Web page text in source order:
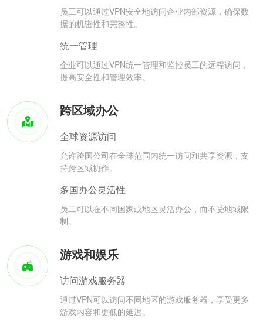
员工可以通过VPN安全地访问企业内部资源，确保数
据的机密性和完整性。
统一管理
企业可以通过VPN统一管理和监控员工的远程访问，
提高安全性和管理效率。
跨区域办公
全球资源访问
允许跨国公司在全球范围内统一访问和共享资源，支
持跨区域协作。
多国办公灵活性
员工可以在不同国家或地区灵活办公，而不受地域限
制。
游戏和娱乐
访问游戏服务器
通过VPN可以访问不同地区的游戏服务器，享受更多
游戏内容和更低的延迟。